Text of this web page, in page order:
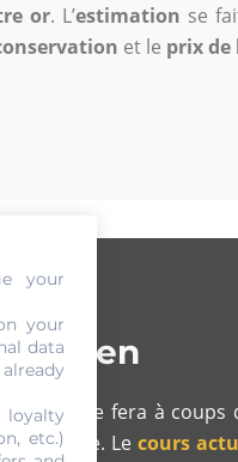
or. L’estimation se
et le prix de
Bilzen
, elle se fera à coups
à la tâche. Le cours
your
your
data
loyalty
etc.)